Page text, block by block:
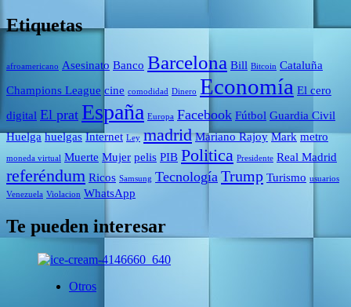
Etiquetas
afroamericano Asesinato Banco Barcelona Bill Bitcoin Cataluña
Champions League cine comodidad Dinero Economía El cero
digital El prat España Europa Facebook Fútbol Guardia Civil
Huelga huelgas Internet Ley madrid Mariano Rajoy Mark metro
moneda virtual Muerte Mujer pelis PIB Politica Presidente Real Madrid
referéndum Ricos Samsung Tecnología Trump Turismo usuarios
Venezuela Violacion WhatsApp
Te pueden interesar
Otros